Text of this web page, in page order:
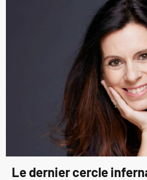
Le dernier cercle